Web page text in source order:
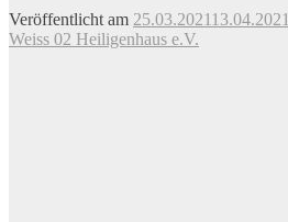
Veröffentlicht am 25.03.2021 13.04.2021
Weiss 02 Heiligenhaus e.V.